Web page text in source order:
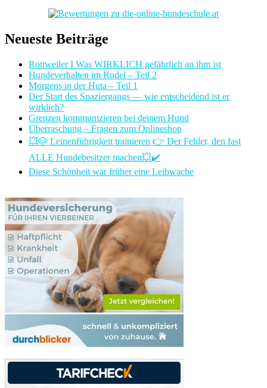
Neueste Beiträge
Rottweiler I Was WIRKLICH gefährlich an ihm ist
Hundeverhalten im Rudel – Teil 2
Morgens in der Huta – Teil 1
Der Start des Spaziergangs — wie entscheidend ist er
wirklich?
Grenzen kommunizieren bei deinem Hund
Überraschung – Fragen zum Onlineshop
💥🐶 Leinenführigkeit trainieren 👉 Der Fehler, den fast
ALLE Hundebesitzer machen💥✔️
Diese Schönheit war früher eine Leibwache